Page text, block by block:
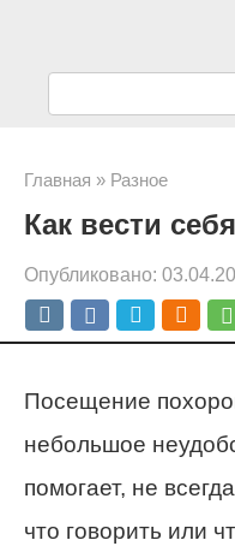
контенту
Главная » Разное
Как вести
Опубликовано:
Посещение
небольшое
помогает, не
что говорить или